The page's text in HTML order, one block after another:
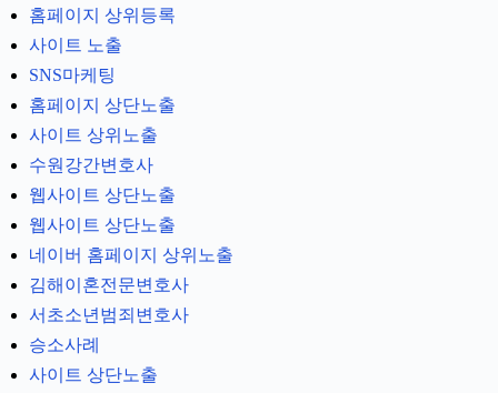
홈페이지 상위등록
사이트 노출
SNS마케팅
홈페이지 상단노출
사이트 상위노출
수원강간변호사
웹사이트 상단노출
웹사이트 상단노출
네이버 홈페이지 상위노출
김해이혼전문변호사
서초소년범죄변호사
승소사례
사이트 상단노출